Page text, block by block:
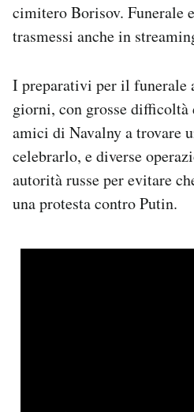
cimitero Borisov. Funerale
trasmessi anche in
I preparativi per il funerale
giorni, con grosse
amici di Navalny a trovare
celebrarlo, e diverse
autorità russe per evitare
una protesta contro Putin.